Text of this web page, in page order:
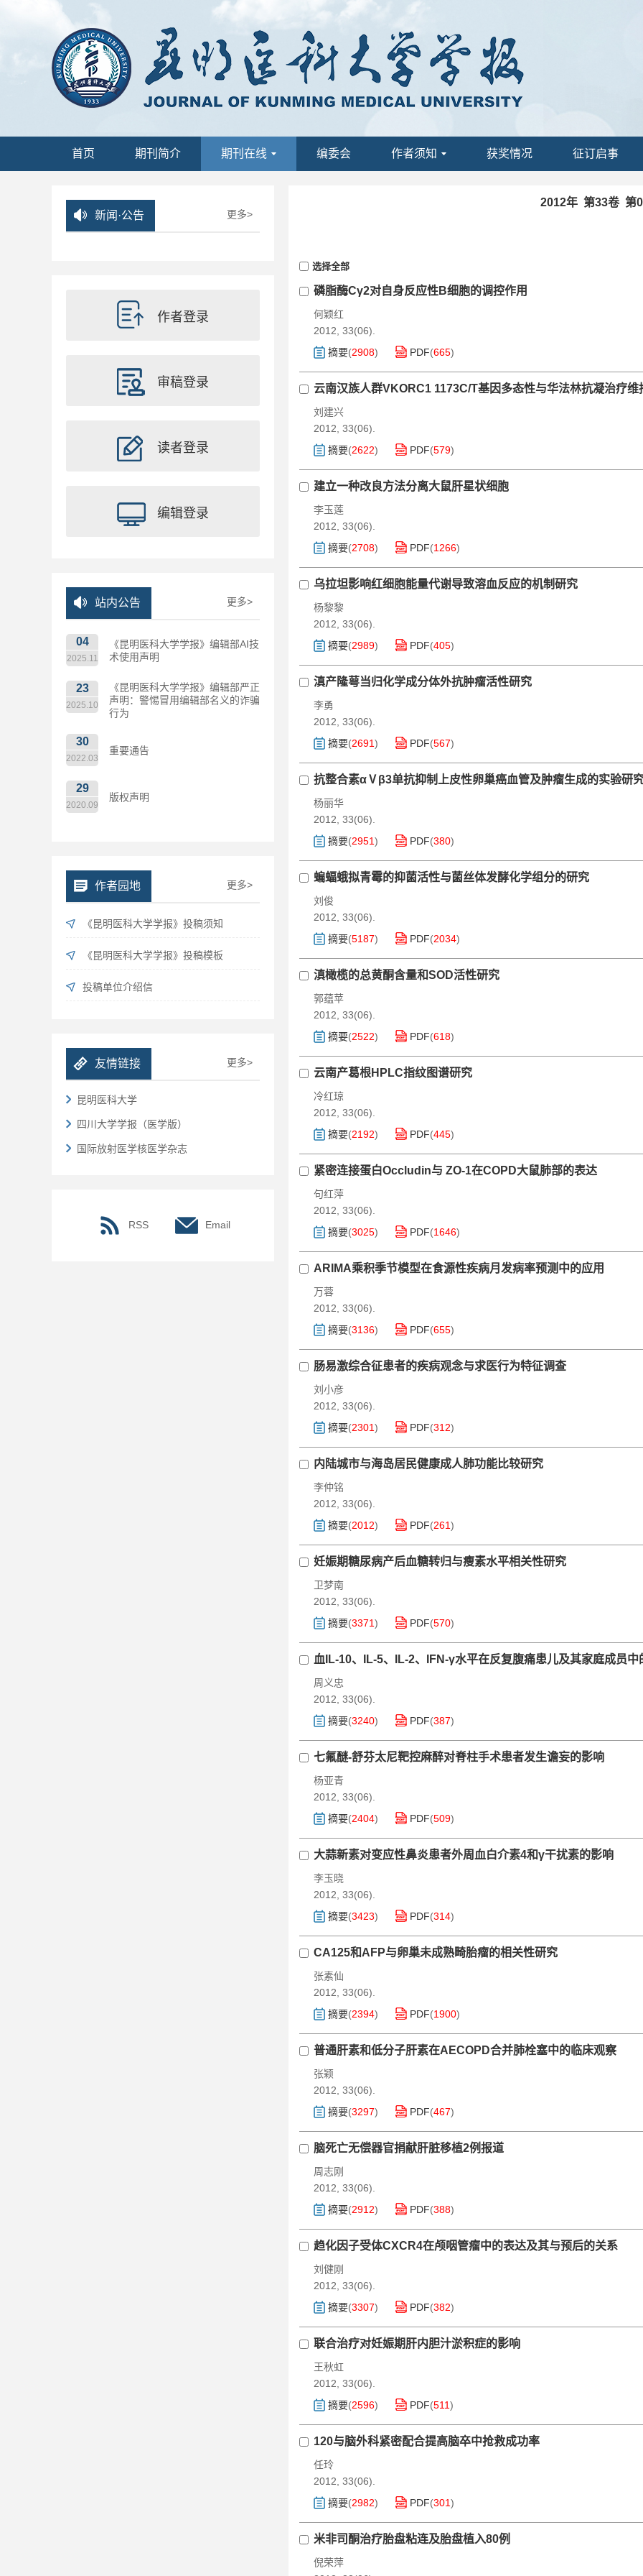
首页 期刊简介 期刊在线 编委会 作者须知 获奖情况 征订启事
新闻·公告 更多>
作者登录
审稿登录
读者登录
编辑登录
站内公告 更多>
04
2025.11
《昆明医科大学学报》编辑部AI技
术使用声明
23
2025.10
《昆明医科大学学报》编辑部严正
声明：警惕冒用编辑部名义的诈骗
行为
30
2022.03
重要通告
29
2020.09
版权声明
作者园地 更多>
《昆明医科大学学报》投稿须知
《昆明医科大学学报》投稿模板
投稿单位介绍信
友情链接 更多>
昆明医科大学
四川大学学报（医学版）
国际放射医学核医学杂志
RSS Email
2012年 第33卷 第
选择全部
磷脂酶Cγ2对自身反应性B细胞的调控作用
何颖红
2012, 33(06).
摘要(2908) PDF(665)
云南汉族人群VKORC1 1173C/T基因多态性与华法林抗凝治疗维
刘建兴
2012, 33(06).
摘要(2622) PDF(579)
建立一种改良方法分离大鼠肝星状细胞
李玉莲
2012, 33(06).
摘要(2708) PDF(1266)
乌拉坦影响红细胞能量代谢导致溶血反应的机制研究
杨黎黎
2012, 33(06).
摘要(2989) PDF(405)
滇产隆萼当归化学成分体外抗肿瘤活性研究
李勇
2012, 33(06).
摘要(2691) PDF(567)
抗整合素αⅤβ3单抗抑制上皮性卵巢癌血管及肿瘤生成的实验研
杨丽华
2012, 33(06).
摘要(2951) PDF(380)
蝙蝠蛾拟青霉的抑菌活性与菌丝体发酵化学组分的研究
刘俊
2012, 33(06).
摘要(5187) PDF(2034)
滇橄榄的总黄酮含量和SOD活性研究
郭蕴苹
2012, 33(06).
摘要(2522) PDF(618)
云南产葛根HPLC指纹图谱研究
冷红琼
2012, 33(06).
摘要(2192) PDF(445)
紧密连接蛋白Occludin与 ZO-1在COPD大鼠肺部的表达
句红萍
2012, 33(06).
摘要(3025) PDF(1646)
ARIMA乘积季节模型在食源性疾病月发病率预测中的应用
万蓉
2012, 33(06).
摘要(3136) PDF(655)
肠易激综合征患者的疾病观念与求医行为特征调查
刘小彦
2012, 33(06).
摘要(2301) PDF(312)
内陆城市与海岛居民健康成人肺功能比较研究
李仲铭
2012, 33(06).
摘要(2012) PDF(261)
妊娠期糖尿病产后血糖转归与瘦素水平相关性研究
卫梦南
2012, 33(06).
摘要(3371) PDF(570)
血IL-10、IL-5、IL-2、IFN-γ水平在反复腹痛患儿及其家庭成员中
周义忠
2012, 33(06).
摘要(3240) PDF(387)
七氟醚-舒芬太尼靶控麻醉对脊柱手术患者发生谵妄的影响
杨亚青
2012, 33(06).
摘要(2404) PDF(509)
大蒜新素对变应性鼻炎患者外周血白介素4和γ干扰素的影响
李玉晓
2012, 33(06).
摘要(3423) PDF(314)
CA125和AFP与卵巢未成熟畸胎瘤的相关性研究
张素仙
2012, 33(06).
摘要(2394) PDF(1900)
普通肝素和低分子肝素在AECOPD合并肺栓塞中的临床观察
张颖
2012, 33(06).
摘要(3297) PDF(467)
脑死亡无偿器官捐献肝脏移植2例报道
周志刚
2012, 33(06).
摘要(2912) PDF(388)
趋化因子受体CXCR4在颅咽管瘤中的表达及其与预后的关系
刘健刚
2012, 33(06).
摘要(3307) PDF(382)
联合治疗对妊娠期肝内胆汁淤积症的影响
王秋虹
2012, 33(06).
摘要(2596) PDF(511)
120与脑外科紧密配合提高脑卒中抢救成功率
任玲
2012, 33(06).
摘要(2982) PDF(301)
米非司酮治疗胎盘粘连及胎盘植入80例
倪荣萍